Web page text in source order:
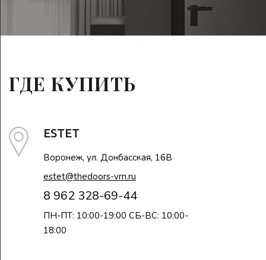
ГДЕ КУПИТЬ
ESTET
Воронеж, ул. Донбасская, 16В
estet@thedoors-vrn.ru
8 962 328-69-44
ПН-ПТ: 10:00-19:00 СБ-ВС: 10:00-
18:00